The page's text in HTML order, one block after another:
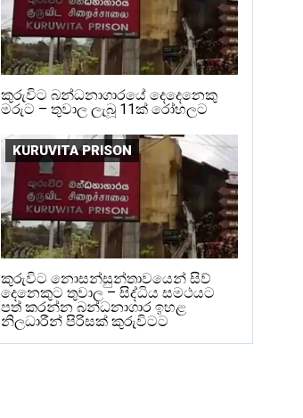
කුරුවිට බන්ධනාගාරයේ දෙදෙනෙකු
මරුට – තුවාල ලැබූ 11ක් රෝහලට
KURUVITA PRISON
කුරුවිට නොසන්සුන්තාවයෙන් සිව්
දෙනෙකුට තුවාල – සිද්ධිය සමථයට
පත් කරන්න බන්ධනාගාර ඉහළ
නිලධාරීන් පිරිසක් කුරුවිටට